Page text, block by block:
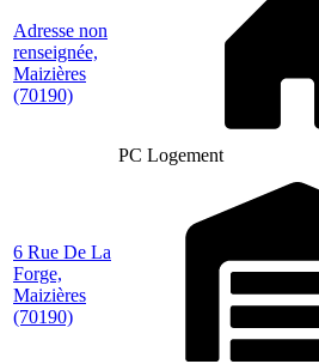
Adresse non
renseignée,
Maizières
(70190)
PC Logement
6 Rue De La
Forge,
Maizières
(70190)